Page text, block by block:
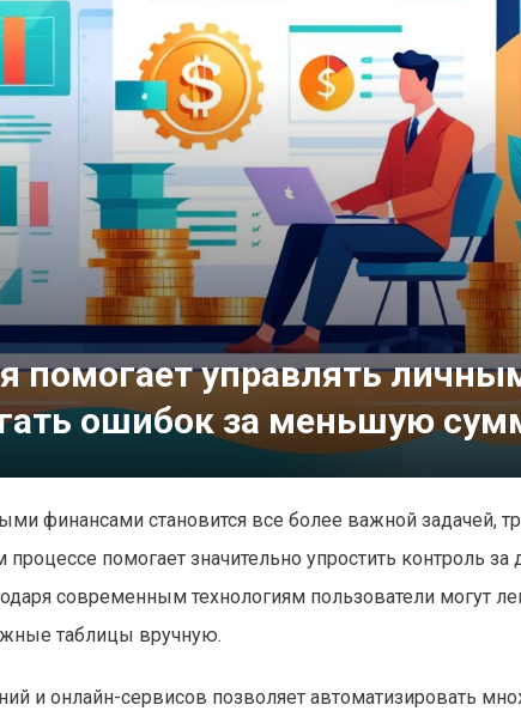
помогает управлять
ошибок за меньшую
финансами становится все более важной задачей,
процессе помогает значительно упростить контроль
современным технологиям пользователи могут
таблицы вручную.
и онлайн-сервисов позволяет автоматизировать